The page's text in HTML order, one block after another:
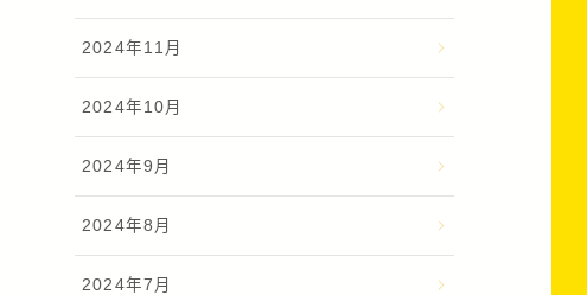
2024年11月
2024年10月
2024年9月
2024年8月
2024年7月